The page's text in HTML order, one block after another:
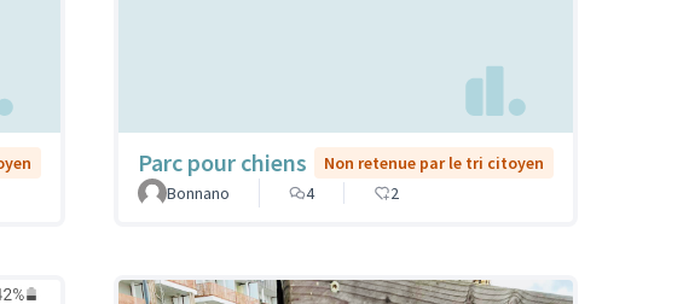
Parc pour chiens
Non retenue par le tri citoyen
Bonnano
4 2